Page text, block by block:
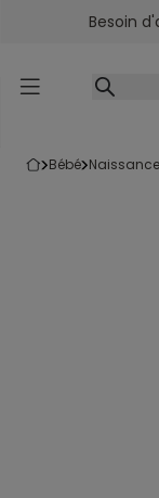
Accéder auBesoin
bébé naissance